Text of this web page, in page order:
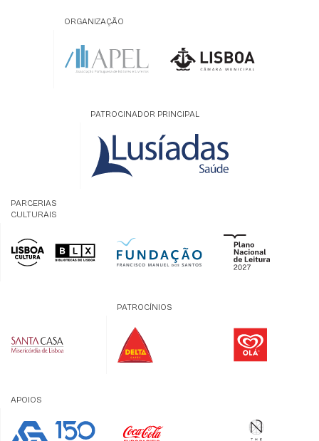
ORGANIZAÇÃO
PATROCINADOR PRINCIPAL
PARCERIAS
CULTURAIS
PATROCÍNIOS
APOIOS